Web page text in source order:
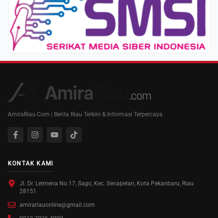
AmiraRiau.Com | Berita Riau Terkini & Informasi Terpercaya
KONTAK KAMI
Jl. Dr. Leimena No.17, Sago, Kec. Senapelan, Kota Pekanbaru, Riau
28151
amirariauonline@gmail.com